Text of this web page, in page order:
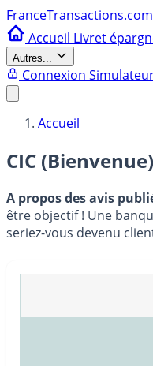
FranceTransactions.com
Accueil Livret
Autres...
Connexion
Accueil
CIC
A propos des avis
être objectif ! Une
seriez-vous devenu